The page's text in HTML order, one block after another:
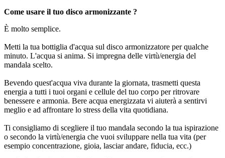
Come usare il tuo disco armonizzante ?
È molto semplice.
Metti la tua bottiglia d'acqua sul disco armonizzatore per qualche
minuto. L'acqua si anima. Si impregna delle virtù/energia del
mandala scelto.
Bevendo quest'acqua viva durante la giornata, trasmetti questa
energia a tutti i tuoi organi e cellule del tuo corpo per ritrovare
benessere e armonia. Bere acqua energizzata vi aiuterà a sentirvi
meglio e ad affrontare lo stress della vita quotidiana.
Ti consigliamo di scegliere il tuo mandala secondo la tua ispirazione
o secondo la virtù/energia che vuoi sviluppare nella tua vita (per
esempio concentrazione, gioia, lasciar andare, fiducia, ecc.)